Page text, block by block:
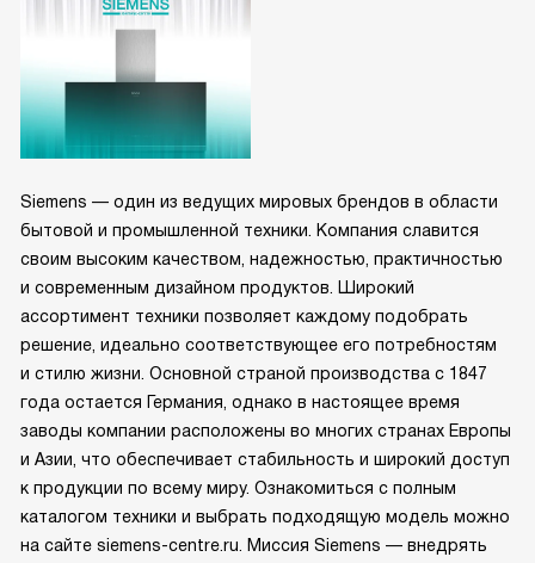
Siemens — один из ведущих мировых брендов в области
бытовой и промышленной техники. Компания славится
своим высоким качеством, надежностью, практичностью
и современным дизайном продуктов. Широкий
ассортимент техники позволяет каждому подобрать
решение, идеально соответствующее его потребностям
и стилю жизни. Основной страной производства с 1847
года остается Германия, однако в настоящее время
заводы компании расположены во многих странах Европы
и Азии, что обеспечивает стабильность и широкий доступ
к продукции по всему миру. Ознакомиться с полным
каталогом техники и выбрать подходящую модель можно
на сайте siemens-centre.ru. Миссия Siemens — внедрять